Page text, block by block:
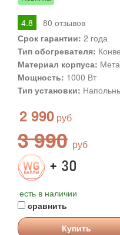
4.8 80 отзывов
Срок гарантии: 2 года
Тип обогревателя:
Материал корпуса:
Мощность: 1000 Вт
Тип установки:
2 990
3 990
+ 30
есть в наличии
сравнить
Купить